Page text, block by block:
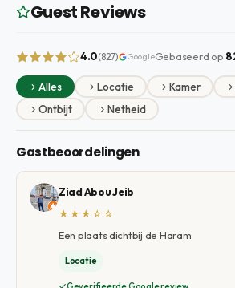
Guest Reviews
4.0(827) GoogleGebaseerd op
Alles Locatie Kamer
Ontbijt
Netheid
Gastbeoordelingen
Ziad Abou Jeib
★★★☆☆
Een plaats dichtbij de Haram
Locatie